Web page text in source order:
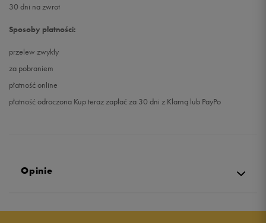
30 dni na zwrot
Sposoby płatności:
przelew zwykły
za pobraniem
płatność online
płatność odroczona Kup teraz zapłać za 30 dni z Klarną lub PayPo
Opinie
5.0